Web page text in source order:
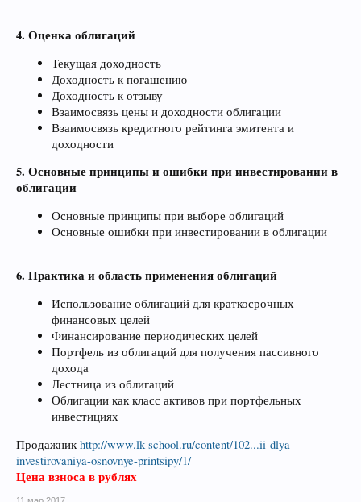
4. Оценка облигаций
Текущая доходность
Доходность к погашению
Доходность к отзыву
Взаимосвязь цены и доходности облигации
Взаимосвязь кредитного рейтинга эмитента и
доходности
5. Основные принципы и ошибки при инвестировании в
облигации
Основные принципы при выборе облигаций
Основные ошибки при инвестировании в облигации
6. Практика и область применения облигаций
Использование облигаций для краткосрочных
финансовых целей
Финансирование периодических целей
Портфель из облигаций для получения пассивного
дохода
Лестница из облигаций
Облигации как класс активов при портфельных
инвестициях
Продажник http://www.lk-school.ru/content/102...ii-dlya-
investirovaniya-osnovnye-printsipy/1/
Цена взноса в рублях